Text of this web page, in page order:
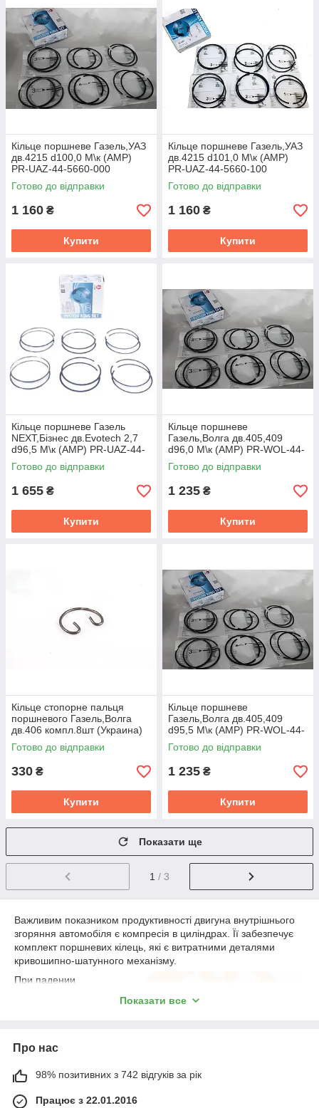
Кiльце поршневе Газель,УАЗ
дв.4215 d100,0 М\к (AMP)
PR-UAZ-44-5660-000
Готово до відправки
1 160 ₴
Купити
Кiльце поршневе Газель,УАЗ
дв.4215 d101,0 М\к (AMP)
PR-UAZ-44-5660-100
Готово до відправки
1 160 ₴
Купити
Кiльце поршневе Газель
NEXT,Бiзнес дв.Evotech 2,7
d96,5 М\к (AMP) PR-UAZ-44-
5658-000-SET
Готово до відправки
1 655 ₴
Купити
Кiльце поршневе
Газель,Волга дв.405,409
d96,0 М\к (AMP) PR-WOL-44-
5656-050-SET
Готово до відправки
1 235 ₴
Купити
Кiльце стопорне пальця
поршневого Газель,Волга
дв.406 компл.8шт (Украина)
406-1004022
Готово до відправки
330 ₴
Купити
Кiльце поршневе
Газель,Волга дв.405,409
d95,5 М\к (AMP) PR-WOL-44-
5656-000-SET
Готово до відправки
1 235 ₴
Купити
Показати ще
1 / 3
Важливим показником продуктивності двигуна внутрішнього
згоряння автомобіля є компресія в циліндрах. Її забезпечує
комплект поршневих кілець, які є витратними деталями
кривошипно-шатунного механізму.
При падении
эксплуатации
происходит износ
и расстояние между
Показати все
Про нас
98% позитивних з 742 відгуків за рік
Працює з 22.01.2016